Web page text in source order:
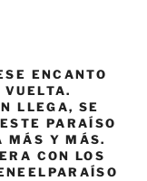
ENCANTO
LLEGA, SE
PARAÍSO
MÁS Y MÁS.
CON LOS